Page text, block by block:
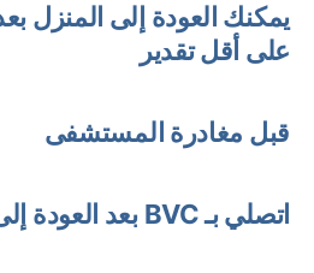
يمكنك العودة إلى
على أقل تقدير
قبل مغادرة المستشفى
اتصلي بـ BVC بعد العودة إلى المنزل